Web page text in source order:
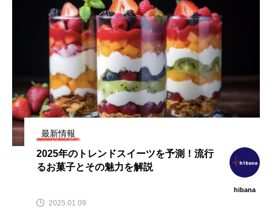
【2026年7月】飲食業界ニュース
まとめ（hibana｜フードビジネ
ス応援メディア）
2026.08.10
【2026年最新】注目の飲食店フ
最新情報
2025年のトレンドスイーツを予測！流行
るお菓子とその魅力を解説
hibana
2025.01.09